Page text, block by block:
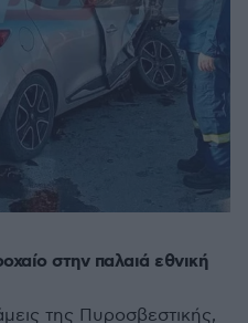
στην παλαιά εθνική
της Πυροσβεστικής,